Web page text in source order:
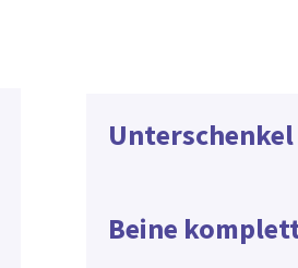
Unterschenkel
Beine